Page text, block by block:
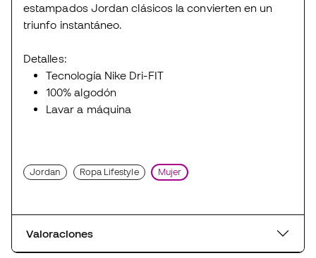
estampados Jordan clásicos la convierten en un
triunfo instantáneo.
Detalles:
Tecnología Nike Dri-FIT
100% algodón
Lavar a máquina
Jordan Ropa Lifestyle Mujer
Valoraciones